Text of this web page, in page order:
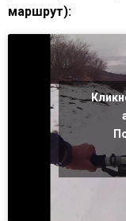
маршрут):